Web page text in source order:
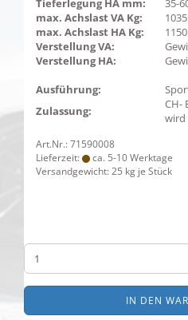
Tieferlegung HA mm:
35-
max. Achslast VA Kg:
1035
max. Achslast HA Kg:
1150
Verstellung VA:
Verstellung HA:
Ausführung:
Zulassung:
CH-
wird
Art.Nr.: 71590008
Lieferzeit:
ca. 5-10 Werktage
Versandgewicht:25 kg je Stück
IN DEN